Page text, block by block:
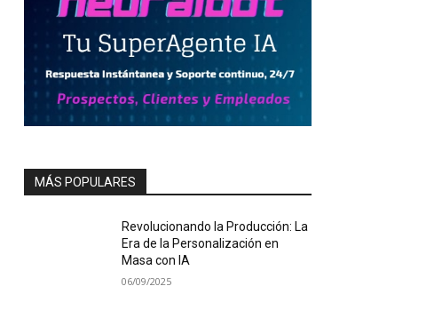
MÁS POPULARES
Revolucionando la Producción: La
Era de la Personalización en
Masa con IA
06/09/2025